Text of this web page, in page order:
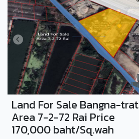
Land For Sale Bangna-trat
Area 7-2-72 Rai Price
170,000 baht/Sq.wah